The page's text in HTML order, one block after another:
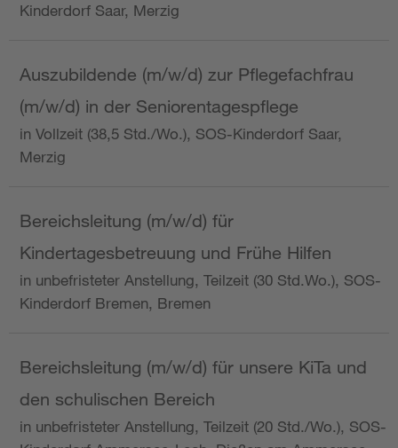
Kinderdorf Saar, Merzig
Auszubildende (m/w/d) zur Pflegefachfrau
(m/w/d) in der Seniorentagespflege
in Vollzeit (38,5 Std./Wo.), SOS-Kinderdorf Saar,
Merzig
Bereichsleitung (m/w/d) für
Kindertagesbetreuung und Frühe Hilfen
in unbefristeter Anstellung, Teilzeit (30 Std.Wo.), SOS-
Kinderdorf Bremen, Bremen
Bereichsleitung (m/w/d) für unsere KiTa und
den schulischen Bereich
in unbefristeter Anstellung, Teilzeit (20 Std./Wo.), SOS-